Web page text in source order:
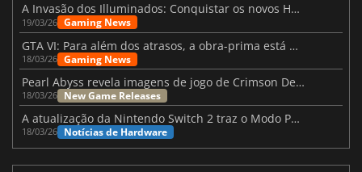
A Invasão dos Illuminados: Conquistar os novos Helldivers 2 Atualização!
19/03/26 Gaming News
GTA VI: Para além dos atrasos, a obra-prima está quase a chegar
18/03/26 Gaming News
Pearl Abyss revela imagens de jogo de Crimson Desert para a PS5
18/03/26 New Game Releases
A atualização da Nintendo Switch 2 traz o Modo Portátil aos jogos mais antigos da Switch
18/03/26 Notícias de Hardware